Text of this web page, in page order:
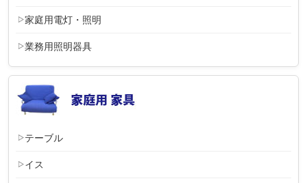
家庭用電灯・照明
業務用照明器具
テーブル
イス